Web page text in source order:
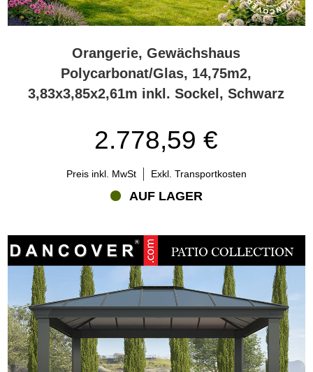
Orangerie, Gewächshaus
Polycarbonat/Glas, 14,75m2,
3,83x3,85x2,61m inkl. Sockel, Schwarz
2.778,59 €
Preis inkl. MwSt Exkl. Transportkosten
AUF LAGER